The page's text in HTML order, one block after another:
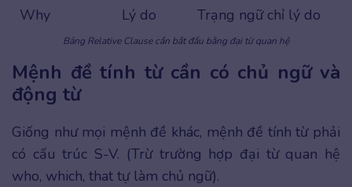
Why
Lý do Trạng ngữ chỉ lý do
Bảng Relative Clause cần bắt đầu bằng đại từ quan hệ
Mệnh đề tính từ cần có chủ ngữ và
động từ
Giống như mọi mệnh đề khác, mệnh đề tính từ phải
có cấu trúc S-V. (Trừ trường hợp đại từ quan hệ
who, which, that tự làm chủ ngữ).